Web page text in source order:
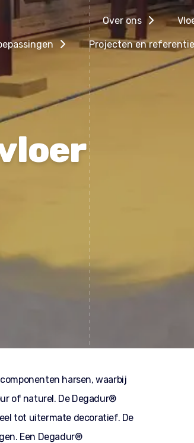
Over ons
Projecten en
harsen, waarbij
of naturel. De Degadur®
tot uitermate decoratief. De
Een Degadur®